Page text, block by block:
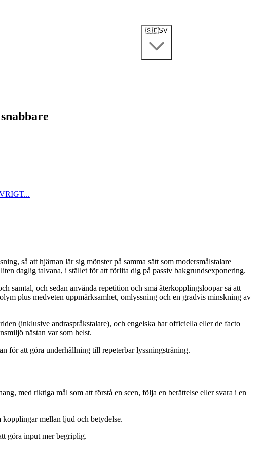
🇸🇪SV
så att hjärnan lär sig mönster på samma sätt som modersmålstalare
daglig talvana, i stället för att förlita dig på passiv bakgrundsexponering.
samtal, och sedan använda repetition och små återkopplingsloopar så att
plus medveten uppmärksamhet, omlyssning och en gradvis minskning av
(inklusive andraspråkstalare), och engelska har officiella eller de facto
nästan var som helst.
för att göra underhållning till repeterbar lyssningsträning.
med riktiga mål som att förstå en scen, följa en berättelse eller svara i en
mellan ljud och betydelse.
göra input mer begriplig.